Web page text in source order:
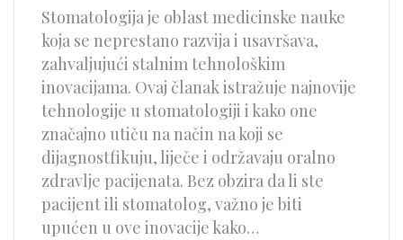
Stomatologija je oblast medicinske nauke
koja se neprestano razvija i usavršava,
zahvaljujući stalnim tehnološkim
inovacijama. Ovaj članak istražuje najnovije
tehnologije u stomatologiji i kako one
značajno utiču na način na koji se
dijagnostfikuju, liječe i održavaju oralno
zdravlje pacijenata. Bez obzira da li ste
pacijent ili stomatolog, važno je biti
upućen u ove inovacije kako…